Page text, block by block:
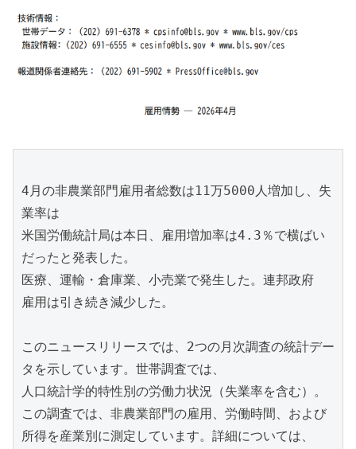
4月の非農業部門雇用者総数は11万5000人増加し、失
業率は
米国労働統計局は本日、雇用増加率は4.3％で横ばい
だったと発表した。
医療、運輸・倉庫業、小売業で発生した。連邦政府
雇用は引き続き減少した。
このニュースリリースでは、2つの月次調査の統計デー
タを示しています。世帯調査では、
人口統計学的特性別の労働力状況（失業率を含む）。
この調査では、非農業部門の雇用、労働時間、および
所得を産業別に測定しています。詳細については、